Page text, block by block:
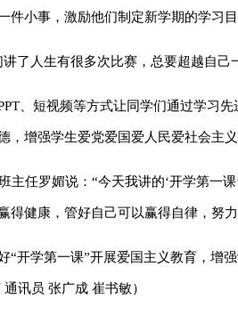
件小事，激励他们制定新学期的学习目
了人生有很多次比赛，总要超越自
、短视频等方式让同学们通过学习
，增强学生爱党爱国爱人民爱社会主义
主任罗媚说：“今天我讲的‘开学第一
得健康，管好自己可以赢得自律，努
“开学第一课”开展爱国主义教育，增
讯员 张广成 崔书敏）